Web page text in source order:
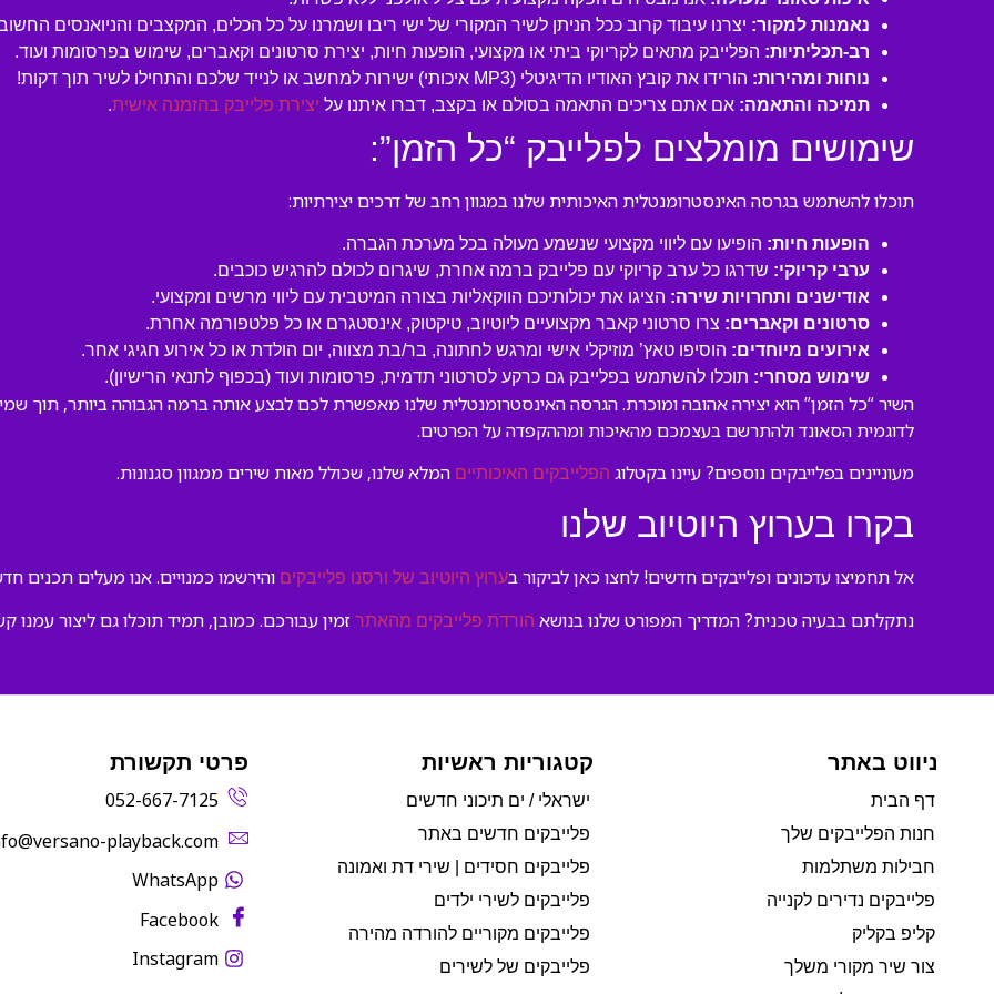
נאמנות למקור: יצרנו עיבוד קרוב ככל הניתן לשיר המקורי של ישי ריבו ושמרנו על כל הכלים, המקצבים והניואנסים
רב-תכליתיות: הפלייבק מתאים לקריוקי ביתי או מקצועי, הופעות חיות, יצירת סרטונים וקאברים, שימוש בפרסומות ועוד.
נוחות ומהירות: הורידו את קובץ האודיו הדיגיטלי (MP3 איכותי) ישירות למחשב או לנייד שלכם והתחילו לשיר תוך דקות!
תמיכה והתאמה: אם אתם צריכים התאמה בסולם או בקצב, דברו איתנו על יצירת פלייבק בהזמנה אישית.
שימושים מומלצים לפלייבק “כל הזמן”:
תוכלו להשתמש בגרסה האינסטרומנטלית האיכותית שלנו במגוון רחב של דרכים יצירתיות:
הופעות חיות: הופיעו עם ליווי מקצועי שנשמע מעולה בכל מערכת הגברה.
ערבי קריוקי: שדרגו כל ערב קריוקי עם פלייבק ברמה אחרת, שיגרום לכולם להרגיש כוכבים.
אודישנים ותחרויות שירה: הציגו את יכולותיכם הווקאליות בצורה המיטבית עם ליווי מרשים ומקצועי.
סרטונים וקאברים: צרו סרטוני קאבר מקצועיים ליוטיוב, טיקטוק, אינסטגרם או כל פלטפורמה אחרת.
אירועים מיוחדים: הוסיפו טאץ’ מוזיקלי אישי ומרגש לחתונה, בר/בת מצווה, יום הולדת או כל אירוע חגיגי אחר.
שימוש מסחרי: תוכלו להשתמש בפלייבק גם כרקע לסרטוני תדמית, פרסומות ועוד (בכפוף לתנאי הרישיון).
השיר “כל הזמן” הוא יצירה אהובה ומוכרת. הגרסה האינסטרומנטלית שלנו מאפשרת לכם לבצע אותה ברמה הגבוהה ביותר, תוך
לדוגמית הסאונד ולהתרשם בעצמכם מהאיכות ומההקפדה על הפרטים.
מעוניינים בפלייבקים נוספים? עיינו בקטלוג הפלייבקים האיכותיים המלא שלנו, שכולל מאות שירים ממגוון סגנונות.
בקרו בערוץ היוטיוב שלנו
אל תחמיצו עדכונים ופלייבקים חדשים! לחצו כאן לביקור בערוץ היוטיוב של ורסנו פלייבקים והירשמו כמנויים. אנו מעלים תכנים
נתקלתם בבעיה טכנית? המדריך המפורט שלנו בנושא הורדת פלייבקים מהאתר זמין עבורכם. כמובן, תמיד תוכלו גם ליצור עמנו
ניווט באתר
דף הבית
חנות הפלייבקים שלך
חבילות משתלמות
פלייבקים נדירים לקנייה
קליפ בקליק
צור שיר מקורי משלך
קטגוריות ראשיות
ישראלי / ים תיכוני חדשים
פלייבקים חדשים באתר
פלייבקים חסידים | שירי דת ואמונה
פלייבקים לשירי ילדים
פלייבקים מקוריים להורדה מהירה
פלייבקים של לשירים
פרטי תקשורת
052-667-7125
playback.com‬
WhatsApp
Facebook
Instagram